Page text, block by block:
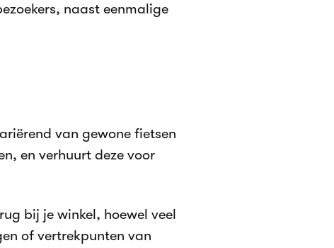
naast eenmalige
van gewone fietsen
en verhuurt deze voor
bij je winkel, hoewel veel
of vertrekpunten van